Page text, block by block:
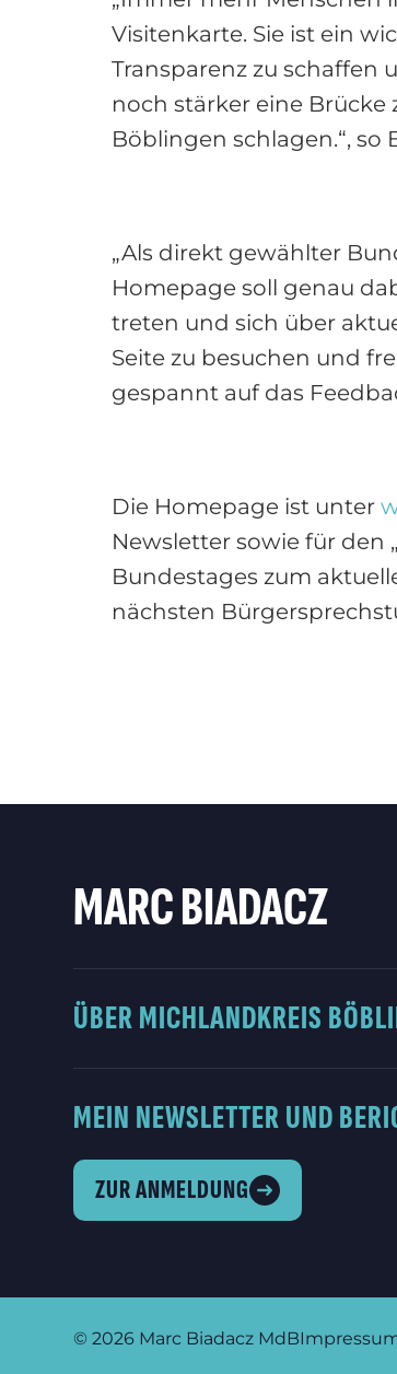
Visitenkarte. Sie ist ein
Transparenz zu schaffen
noch stärker eine
Böblingen schlagen.“, so
„Als direkt gewählter
Homepage soll genau
treten und sich über
Seite zu besuchen und
gespannt auf das
Die Homepage ist unter
Newsletter sowie für den
Bundestages zum
nächsten
MARC BIADACZ
ÜBER MICHLANDKREIS
MEIN NEWSLETTER UND
ZUR ANMELDUNG
© 2026 Marc Biadacz MdB